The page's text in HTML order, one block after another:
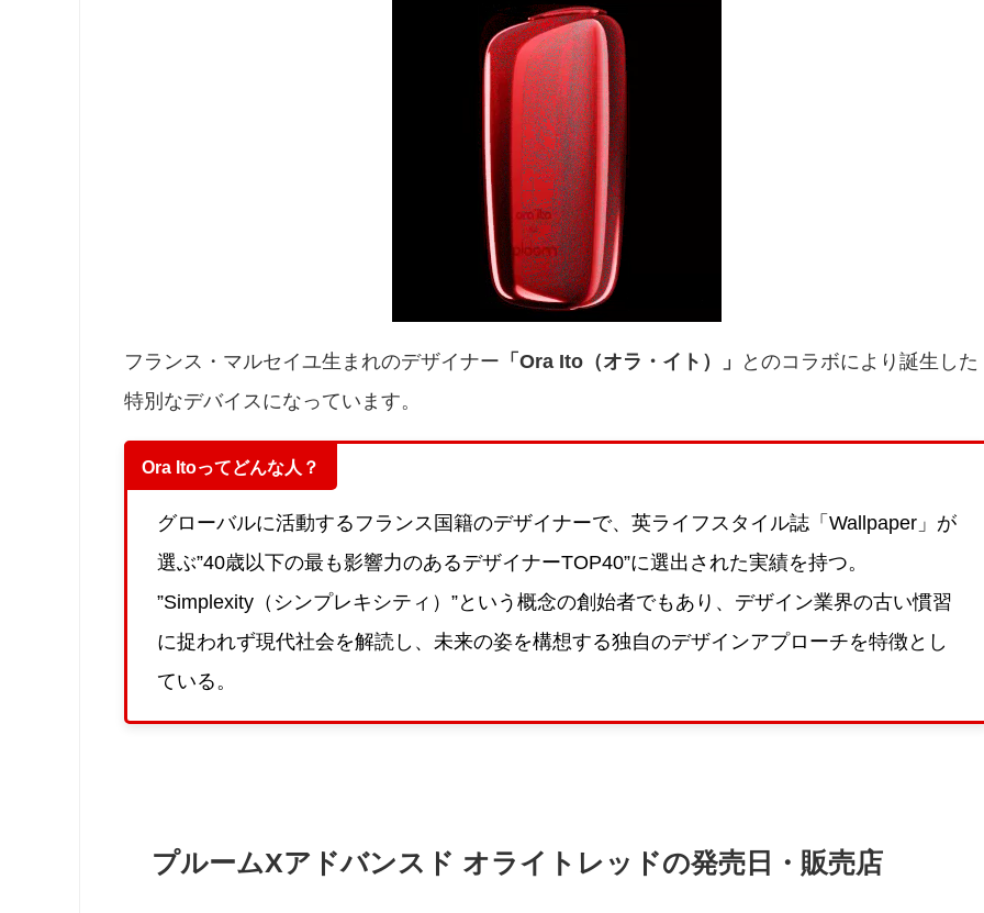
フランス・マルセイユ生まれのデザイナー 「Ora Ito（オラ・イト）」
とのコラボにより誕生した
特別なデバイスになっています。
Ora Itoってどんな人？
グローバルに活動するフランス国籍のデザイナーで、英ライフスタイル誌「Wallpaper」が
選ぶ”40歳以下の最も影響力のあるデザイナーTOP40”に選出された実績を持つ。
”Simplexity（シンプレキシティ）”という概念の創始者でもあり、デザイン業界の古い慣習
に捉われず現代社会を解読し、未来の姿を構想する独自のデザインアプローチを特徴とし
ている。
プルームXアドバンスド オライトレッドの発売日・販売店